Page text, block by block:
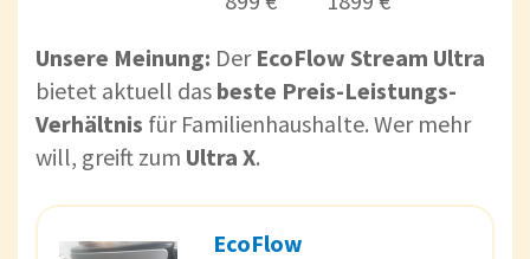
Unsere Meinung: Der EcoFlow Stream Ultra
bietet aktuell das beste Preis-Leistungs-
Verhältnis für Familienhaushalte. Wer mehr
will, greift zum Ultra X.
EcoFlow